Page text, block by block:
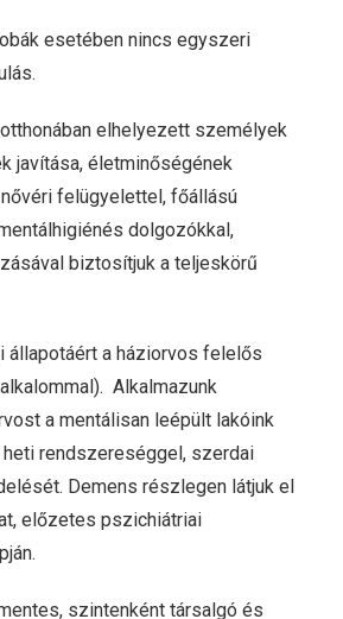
esetében nincs egyszeri
elhelyezett személyek
javítása, életminőségének
felügyelettel, főállású
dolgozókkal,
biztosítjuk a teljeskörű
állapotáért a háziorvos felelős
Alkalmazunk
a mentálisan leépült lakóink
rendszereséggel, szerdai
Demens részlegen látjuk el
előzetes pszichiátriai
szintenként társalgó és